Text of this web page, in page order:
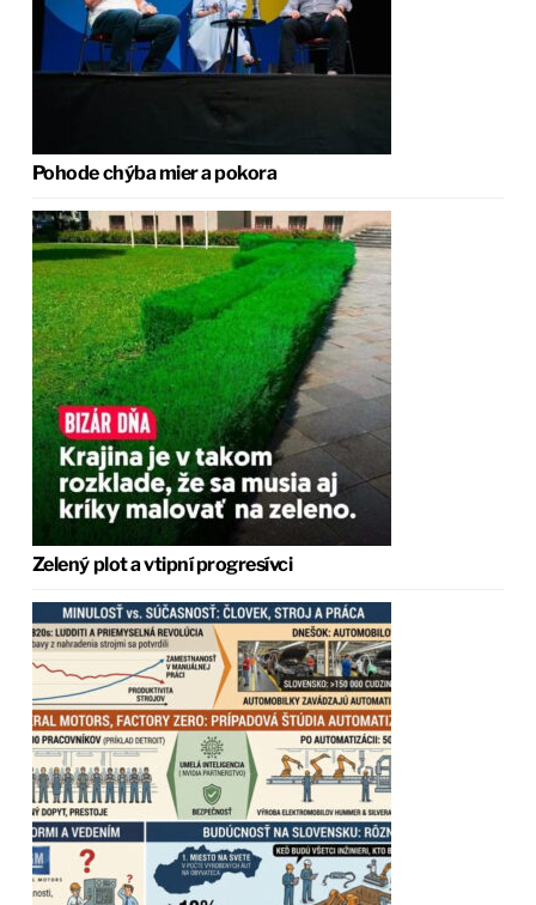
Pohode chýba mier a pokora
Zelený plot a vtipní progresívci